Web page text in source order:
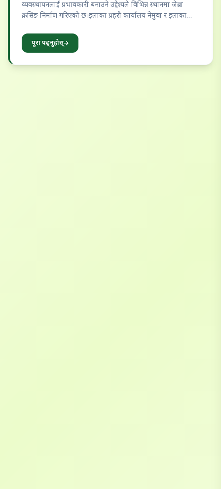
व्यवस्थापनलाई प्रभावकारी बनाउने उद्देश्यले विभिन्न स्थानमा जेब्रा
क्रसिङ निर्माण गरिएको छ।इलाका प्रहरी कार्यालय नेमुवा र इलाका
पूरा पढ्नुहोस्